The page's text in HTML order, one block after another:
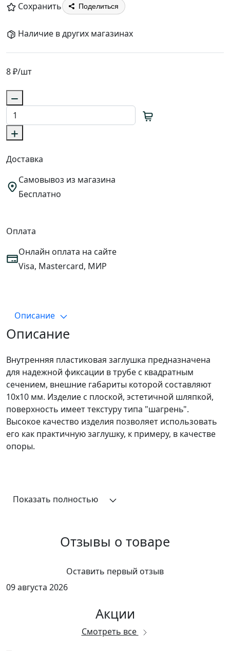
Сохранить Поделиться
Наличие в других магазинах
8 ₽/шт
Доставка
Самовывоз из магазина
Бесплатно
Оплата
Онлайн оплата на сайте
Visa, Mastercard, МИР
Описание
Описание
Внутренняя пластиковая заглушка предназначена
для надежной фиксации в трубе с квадратным
сечением, внешние габариты которой составляют
10x10 мм. Изделие c плоской, эстетичной шляпкой,
поверхность имеет текстуру типа "шагрень".
Высокое качество изделия позволяет использовать
его как практичную заглушку, к примеру, в качестве
опоры.
Показать полностью
Отзывы о товаре
Оставить первый отзыв
09 августа 2026
Акции
Смотреть все